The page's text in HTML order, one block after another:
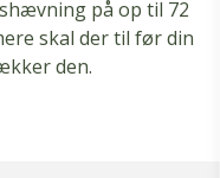
på op til 72
skal der til før din
den.